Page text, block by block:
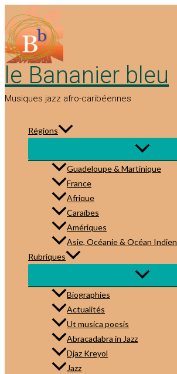
au
contenu
le Bananier bleu
Musiques jazz afro-caribéennes
Régions
Guadeloupe & Martinique
France
Afrique
Caraïbes
Amériques
Asie, Océanie & Océan Indien
Rubriques
Biographies
Actualités
Ut musica poesis
Abracadabra in Jazz
Djaz Kreyol
Jazz